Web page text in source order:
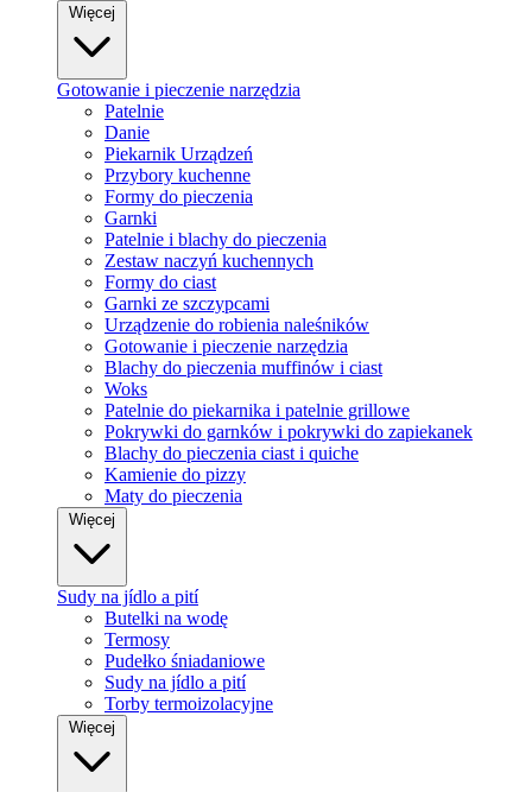
Gotowanie i pieczenie narzędzia
Patelnie
Danie
Piekarnik Urządzeń
Przybory kuchenne
Formy do pieczenia
Garnki
Patelnie i blachy do pieczenia
Zestaw naczyń kuchennych
Formy do ciast
Garnki ze szczypcami
Urządzenie do robienia naleśników
Gotowanie i pieczenie narzędzia
Blachy do pieczenia muffinów i ciast
Woks
Patelnie do piekarnika i patelnie grillowe
Pokrywki do garnków i pokrywki do zapiekanek
Blachy do pieczenia ciast i quiche
Kamienie do pizzy
Maty do pieczenia
Sudy na jídlo a pití
Butelki na wodę
Termosy
Pudełko śniadaniowe
Sudy na jídlo a pití
Torby termoizolacyjne